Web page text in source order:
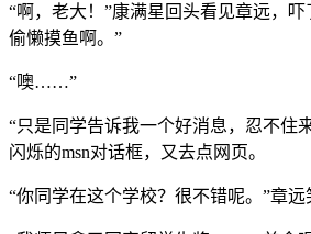
“啊，老大！”康满星回头看见章远，
偷懒摸鱼啊。”
“噢……”
“只是同学告诉我一个好消息，忍不住
闪烁的msn对话框，又去点网页。
“你同学在这个学校？很不错呢。”章远